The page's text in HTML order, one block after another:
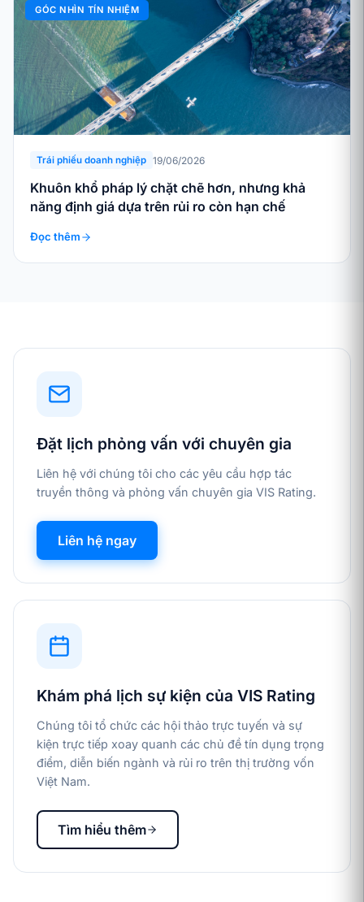
GÓC NHÌN TÍN NHIỆM
Trái phiếu doanh nghiệp 19/06/2026
Khuôn khổ pháp lý chặt chẽ hơn, nhưng khả
năng định giá dựa trên rủi ro còn hạn chế
Đọc thêm
Đặt lịch phỏng vấn với chuyên gia
Liên hệ với chúng tôi cho các yêu cầu hợp tác
truyền thông và phỏng vấn chuyên gia VIS Rating.
Liên hệ ngay
Khám phá lịch sự kiện của VIS Rating
Chúng tôi tổ chức các hội thảo trực tuyến và sự
kiện trực tiếp xoay quanh các chủ đề tín dụng trọng
điểm, diễn biến ngành và rủi ro trên thị trường vốn
Việt Nam.
Tìm hiểu thêm